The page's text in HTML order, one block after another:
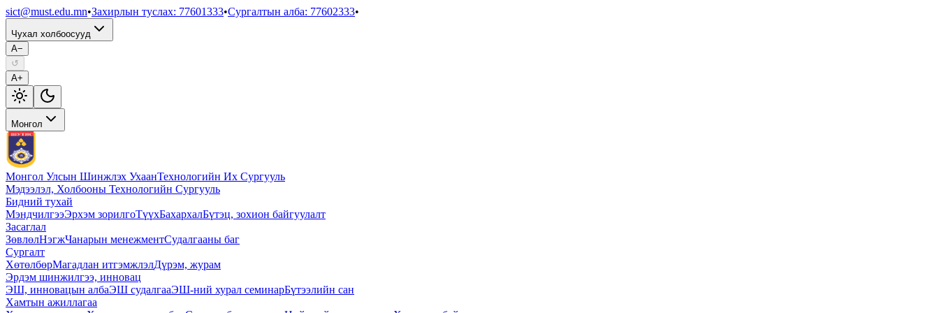
sict@must.edu.mn•Захирлын туслах: 77601333•Сургалтын алба: 77602333•
Чухал холбоосууд
A−
↺
A+
Монгол
Монгол Улсын Шинжлэх УхаанТехнологийн Их Сургууль
Мэдээлэл, Холбооны Технологийн Сургууль
Бидний тухай
МэндчилгээЭрхэм зорилгоТүүхБахархалБүтэц, зохион байгуулалт
Засаглал
ЗөвлөлНэгжЧанарын менежментСудалгааны баг
Сургалт
ХөтөлбөрМагадлан итгэмжлэлДүрэм, журам
Эрдэм шинжилгээ, инновац
ЭШ, инновацын албаЭШ судалгааЭШ-ний хурал семинарБүтээлийн сан
Хамтын ажиллагаа